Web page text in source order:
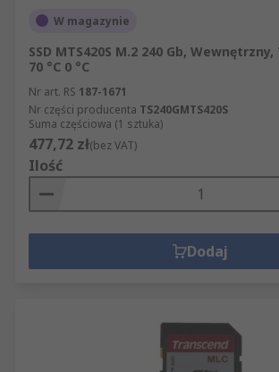
W magazynie
SSD MTS420S M.2 240 Gb,
70 °C 0 °C
Nr art. RS 187-1671
Nr części producenta TS240GMTS420S
Suma częściowa (1 sztuka)
477,72 zł(bez VAT)
Ilość
Dodaj